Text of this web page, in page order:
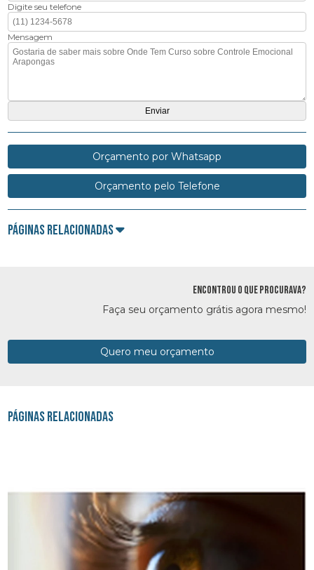
Digite seu telefone
Mensagem
Orçamento por Whatsapp
Orçamento pelo Telefone
Páginas Relacionadas
ENCONTROU O QUE PROCURAVA?
Faça seu orçamento grátis agora mesmo!
Quero meu orçamento
Páginas Relacionadas